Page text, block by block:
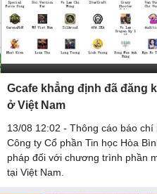
Gcafe khẳng định đã đăng
ở Việt Nam
13/08 12:02 - Thông cáo báo
Công ty Cổ phần Tin học Hòa
pháp đối với chương trình phần
tại Việt Nam.